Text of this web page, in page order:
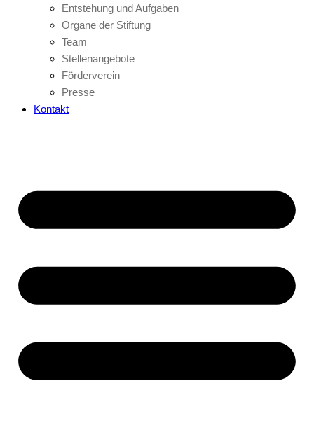
Entstehung und Aufgaben
Organe der Stiftung
Team
Stellenangebote
Förderverein
Presse
Kontakt